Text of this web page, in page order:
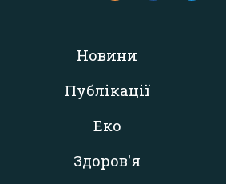
Новини
Публікації
Еко
Здоров'я